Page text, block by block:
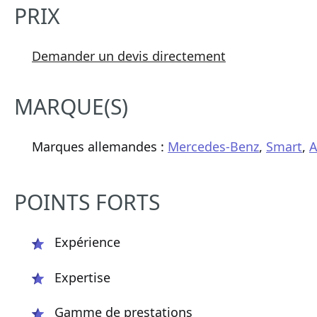
PRIX
Demander un devis directement
MARQUE(S)
Marques allemandes : Mercedes-Benz, Smart,
POINTS FORTS
Expérience
Expertise
Gamme de prestations